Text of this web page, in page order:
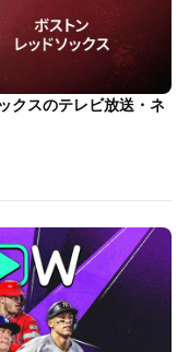
クスのテレビ放送・ネ